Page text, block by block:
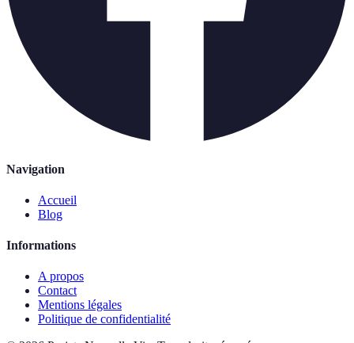
Navigation
Accueil
Blog
Informations
A propos
Contact
Mentions légales
Politique de confidentialité